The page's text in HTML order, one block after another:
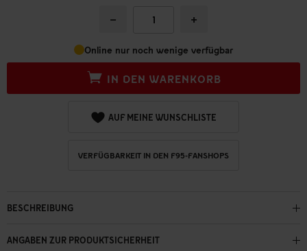
− +
Online nur noch wenige verfügbar
IN DEN WARENKORB
AUF MEINE WUNSCHLISTE
VERFÜGBARKEIT IN DEN F95-FANSHOPS
BESCHREIBUNG
ANGABEN ZUR PRODUKTSICHERHEIT